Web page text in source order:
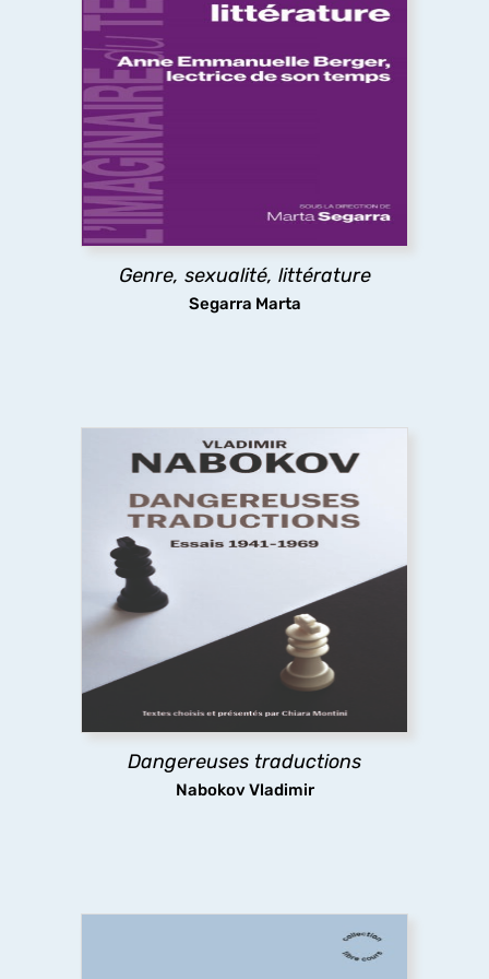
Genre, sexualité, littérature
Segarra Marta
Genre, sexualité, littérature
Théories féministes et queers, psychanalyse,
déconstruction, question décoloniale, politiques
de la traduction, pédagogies féministes. Les
essais ici réunis montrent comment, selon les
mots de Anne Emmanuelle Berger, « ce que la
littérature fait au genre, c'est défaire son ordre,
attenter à son unité et sa souveraineté ».
découvrir
Dangereuses traductions
Nabokov Vladimir
Dangereuses traductions
À partir de textes pour la plupart inédits en
français, cet ouvrage présente la pensée et les
pratiques de la traduction de Nabokov, leur
évolution dans le temps jusqu’à la défense
radicale du littéralisme, une position extrême et
découvrir